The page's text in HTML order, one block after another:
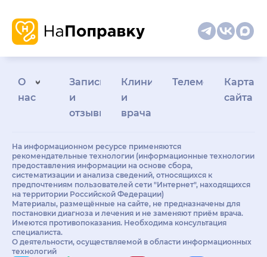
О
нас
Запись
и
отзывы
Клиникам
и
врачам
Телемедицина
Карта
сайта
На информационном ресурсе применяются
рекомендательные технологии (информационные технологии
предоставления информации на основе сбора,
систематизации и анализа сведений, относящихся к
предпочтениям пользователей сети "Интернет", находящихся
на территории Российской Федерации)
Материалы, размещённые на сайте, не предназначены для
постановки диагноза и лечения и не заменяют приём врача.
Имеются противопоказания. Необходима консультация
специалиста.
О деятельности, осуществляемой в области информационных
технологий